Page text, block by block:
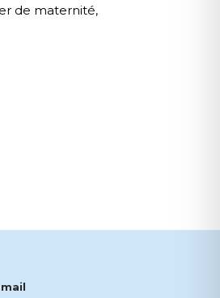
de maternité,